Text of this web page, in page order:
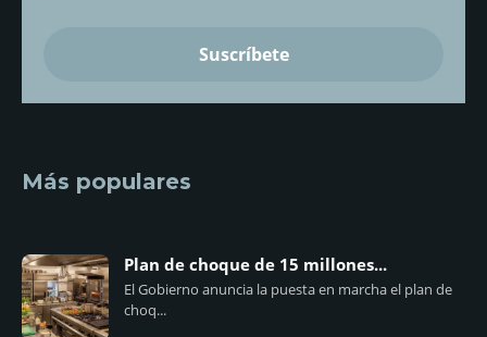
Más populares
Plan de choque de 15 millones...
El Gobierno anuncia la puesta en marcha el plan de
choq...